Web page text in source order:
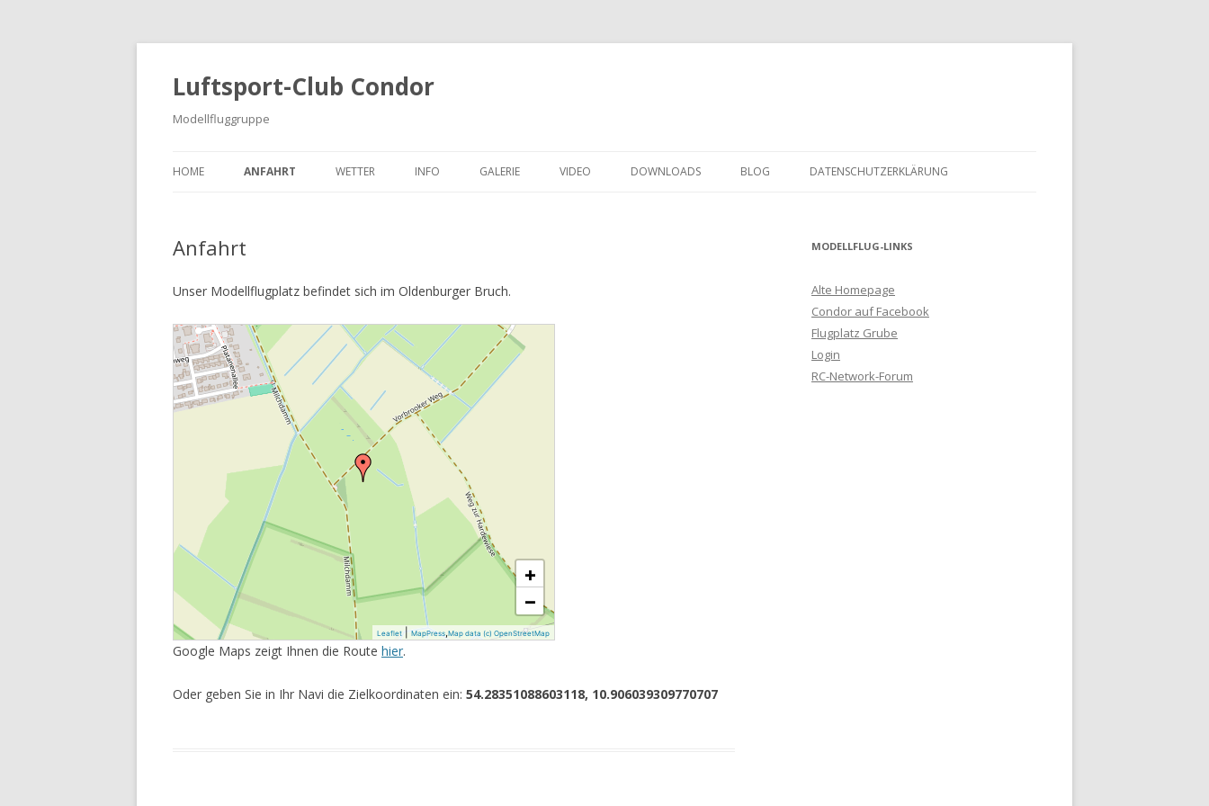
Luftsport-Club Condor
Modellfluggruppe
Inhalt
HOME ANFAHRT WETTER INFO GALERIE VIDEO DOWNLOADS BLOG DATENSCHUTZERKLÄRUNG
Anfahrt
Unser Modellflugplatz befindet sich im Oldenburger Bruch.
+
−
Leaflet MapPress,Map data (c) OpenStreetMap
Google Maps zeigt Ihnen die Route hier.
Oder geben Sie in Ihr Navi die Zielkoordinaten ein: 54.28351088603118, 10.906039309770707
MODELLFLUG-LINKS
Alte Homepage
Condor auf Facebook
Flugplatz Grube
Login
RC-Network-Forum